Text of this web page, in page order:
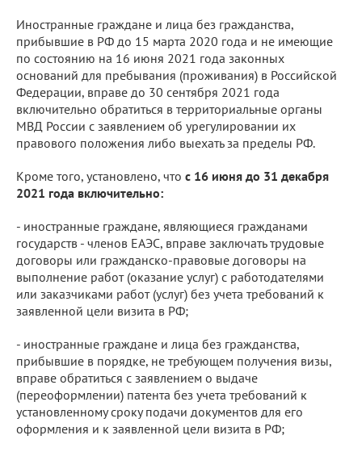
Иностранные граждане и лица без гражданства,
прибывшие в РФ до 15 марта 2020 года и не имеющие
по состоянию на 16 июня 2021 года законных
оснований для пребывания (проживания) в Российской
Федерации, вправе до 30 сентября 2021 года
включительно обратиться в территориальные органы
МВД России с заявлением об урегулировании их
правового положения либо выехать за пределы РФ.
Кроме того, установлено, что с 16 июня до 31 декабря
2021 года включительно:
- иностранные граждане, являющиеся гражданами
государств - членов ЕАЭС, вправе заключать трудовые
договоры или гражданско-правовые договоры на
выполнение работ (оказание услуг) с работодателями
или заказчиками работ (услуг) без учета требований к
заявленной цели визита в РФ;
- иностранные граждане и лица без гражданства,
прибывшие в порядке, не требующем получения визы,
вправе обратиться с заявлением о выдаче
(переоформлении) патента без учета требований к
установленному сроку подачи документов для его
оформления и к заявленной цели визита в РФ;